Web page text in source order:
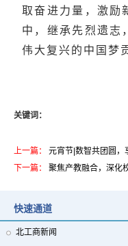
快速通道
北工商新闻
取奋进力量，激励
中，继承先烈遗志
伟大复兴的中国梦
关键词：
上一篇：
元宵节|数智共团圆，
下一篇：
聚焦产教融合，深化